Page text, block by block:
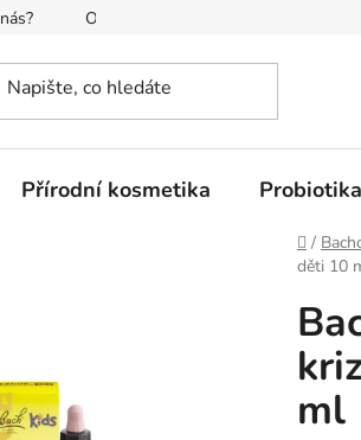
O nás
Přírodní kosmetika Probiotika
Domů
/
děti 10
ml